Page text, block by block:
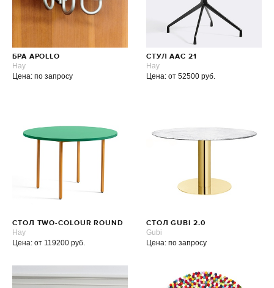
БРА APOLLO
Hay
Цена: по запросу
СТУЛ AAC 21
Hay
Цена: от 52500 руб.
СТОЛ TWO-COLOUR ROUND
Hay
Цена: от 119200 руб.
СТОЛ GUBI 2.0
Gubi
Цена: по запросу